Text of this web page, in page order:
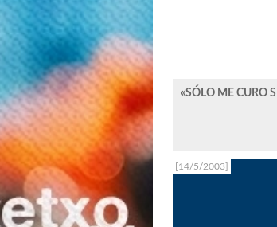
«SÓLO ME CURO
[14/5/2003]